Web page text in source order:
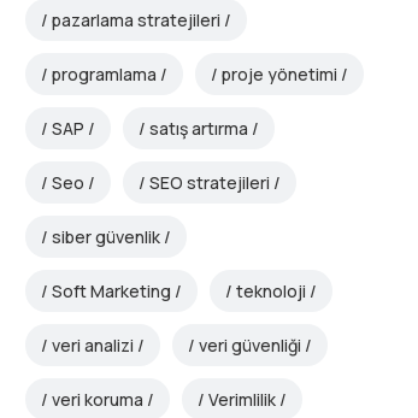
pazarlama stratejileri
programlama proje yönetimi
SAP satış artırma
Seo SEO stratejileri
siber güvenlik
Soft Marketing teknoloji
veri analizi veri güvenliği
veri koruma Verimlilik